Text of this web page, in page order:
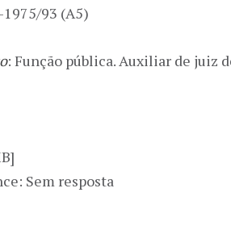
1975/93 (A5)
: Função pública. Auxiliar de juiz
Sem resposta